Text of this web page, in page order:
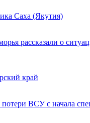
Саха (Якутия)
рассказали о
край
ВСУ с начала